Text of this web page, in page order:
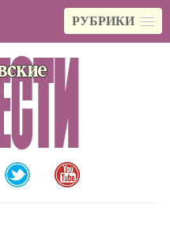
РУБРИКИ